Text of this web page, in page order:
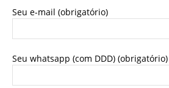
Seu e-mail (obrigatório)
Seu whatsapp (com DDD) (obrigatório)